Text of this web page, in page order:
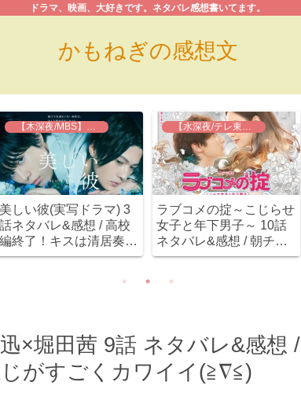
かもねぎの感想文
ドラマ、映画、大好きです。ネタバレ感想書いてます。
【木深夜/MBS】美しい彼
美しい彼(実写ドラマ) 3
話ネタバレ&感想 / 高校
編終了！キスは清居奏
八木勇征)からの展開( ﾟ
【水深夜/テレ東】ラブコメの掟
ラブコメの掟～こじらせ
女子と年下男子～ 10話
ネタバレ&感想 / 朝チュ
ンシーンは最高ながらも
×堀田茜 9話 ネタバレ&感想 /
がすごくカワイイ(≧∇≦)